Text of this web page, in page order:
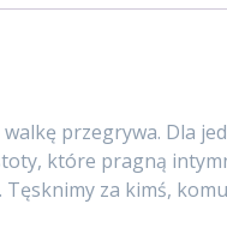
przegrywa. Dla
które pragną
za kimś,